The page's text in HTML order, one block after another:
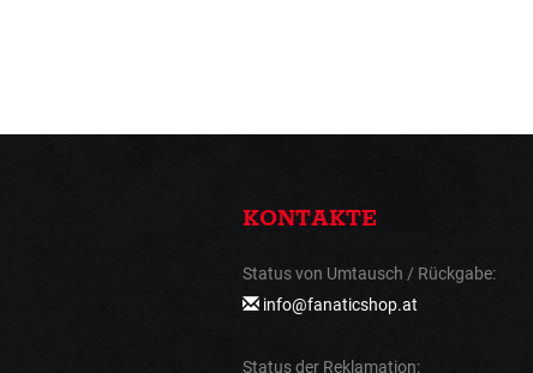
KONTAKTE
Status von Umtausch / Rückgabe:
info@fanaticshop.at
Status der Reklamation: